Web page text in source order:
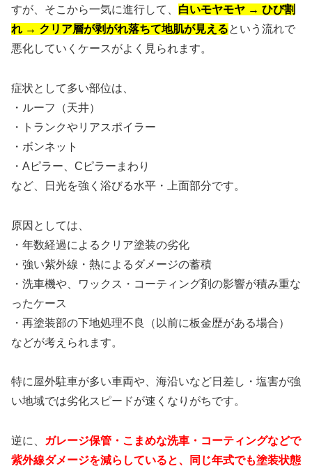
すが、そこから一気に進行して、 白いモヤモヤ → ひび割
れ → クリア層が剥がれ落ちて地肌が見えるという流れで
悪化していくケースがよく見られます。
症状として多い部位は、
・ルーフ（天井）
・トランクやリアスポイラー
・ボンネット
・Aピラー、Cピラーまわり
など、日光を強く浴びる水平・上面部分です。
原因としては、
・年数経過によるクリア塗装の劣化
・強い紫外線・熱によるダメージの蓄積
・洗車機や、ワックス・コーティング剤の影響が積み重な
ったケース
・再塗装部の下地処理不良（以前に板金歴がある場合）
などが考えられます。
特に屋外駐車が多い車両や、海沿いなど日差し・塩害が強
い地域では劣化スピードが速くなりがちです。
逆に、
ガレージ保管・こまめな洗車・コーティングなどで
紫外線ダメージを減らしていると、同じ年式でも塗装状態